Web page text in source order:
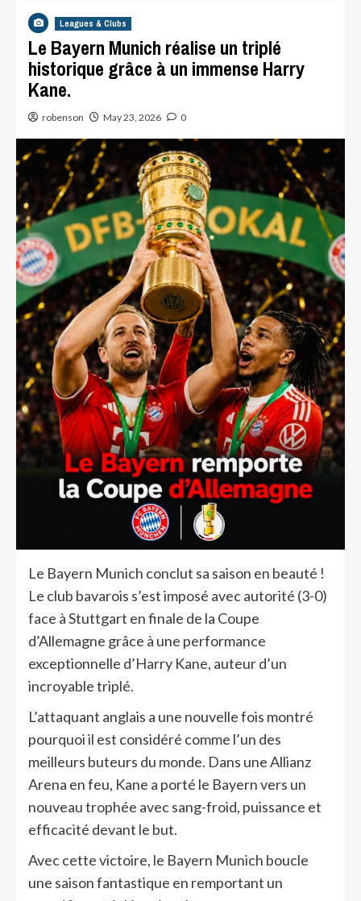
Leagues & Clubs
Le Bayern Munich réalise un triplé
historique grâce à un immense Harry
Kane.
robenson May 23, 2026 0
Le Bayern Munich conclut sa saison en beauté !
Le club bavarois s’est imposé avec autorité (3-0)
face à Stuttgart en finale de la Coupe
d’Allemagne grâce à une performance
exceptionnelle d’Harry Kane, auteur d’un
incroyable triplé.
L’attaquant anglais a une nouvelle fois montré
pourquoi il est considéré comme l’un des
meilleurs buteurs du monde. Dans une Allianz
Arena en feu, Kane a porté le Bayern vers un
nouveau trophée avec sang-froid, puissance et
efficacité devant le but.
Avec cette victoire, le Bayern Munich boucle
une saison fantastique en remportant un